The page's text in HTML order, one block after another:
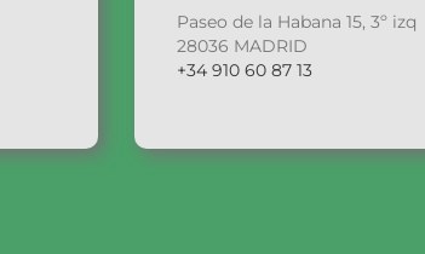
Paseo de la Habana 15, 3º izq
28036 MADRID
+34 910 60 87 13